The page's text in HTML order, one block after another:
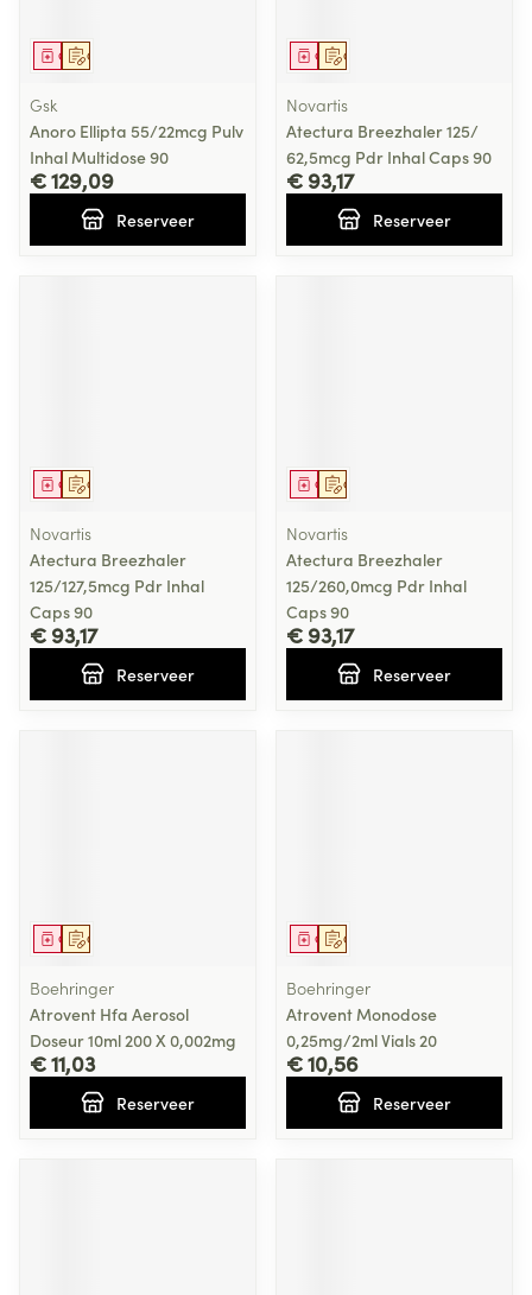
Op voorschrift
Geneesmiddel
Gsk
Anoro Ellipta 55/22mcg Pulv
Inhal Multidose 90
€ 129,09
Reserveer
Op voorschrift
Geneesmiddel
Novartis
Atectura Breezhaler 125/
62,5mcg Pdr Inhal Caps 90
€ 93,17
Reserveer
Op voorschrift
Geneesmiddel
Novartis
Atectura Breezhaler
125/127,5mcg Pdr Inhal
Caps 90
€ 93,17
Reserveer
Op voorschrift
Geneesmiddel
Novartis
Atectura Breezhaler
125/260,0mcg Pdr Inhal
Caps 90
€ 93,17
Reserveer
Op voorschrift
Geneesmiddel
Boehringer
Atrovent Hfa Aerosol
Doseur 10ml 200 X 0,002mg
€ 11,03
Reserveer
Op voorschrift
Geneesmiddel
Boehringer
Atrovent Monodose
0,25mg/2ml Vials 20
€ 10,56
Reserveer